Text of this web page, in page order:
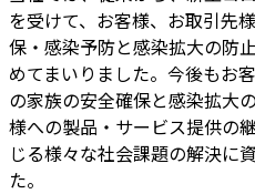
を受けて、お客様、お取引先
保・感染予防と感染拡大の防
めてまいりました。今後もお
の家族の安全確保と感染拡大
様への製品・サービス提供の
じる様々な社会課題の解決に
た。